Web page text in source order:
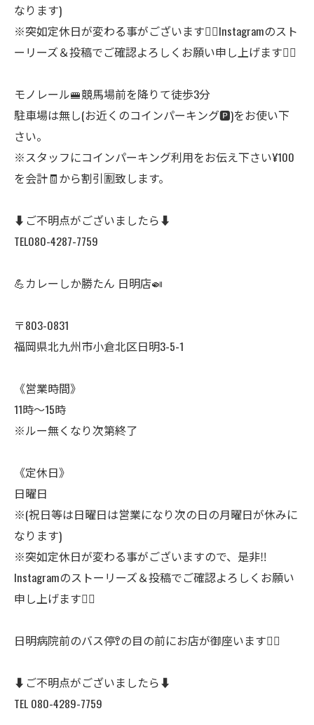
なります)
※突如定休日が変わる事がございます🙇‍♂️Instagramのスト
ーリーズ＆投稿でご確認よろしくお願い申し上げます🙇‍♂️
モノレール🚝競馬場前を降りて徒歩3分
駐車場は無し(お近くのコインパーキング🅿️)をお使い下
さい。
※スタッフにコインパーキング利用をお伝え下さい¥100
を会計🧾から割引🈹致します。
⬇️ご不明点がございましたら⬇️
TEL080-4287-7759
💪カレーしか勝たん 日明店🍛
〒803-0831
福岡県北九州市小倉北区日明3-5-1
《営業時間》
11時〜15時
※ルー無くなり次第終了
《定休日》
日曜日
※(祝日等は日曜日は営業になり次の日の月曜日が休みに
なります)
※突如定休日が変わる事がございますので、是非‼️
Instagramのストーリーズ＆投稿でご確認よろしくお願い
申し上げます🙇‍♂️
日明病院前のバス停🚏の目の前にお店が御座います🙇‍♂️
⬇️ご不明点がございましたら⬇️
TEL 080-4289-7759